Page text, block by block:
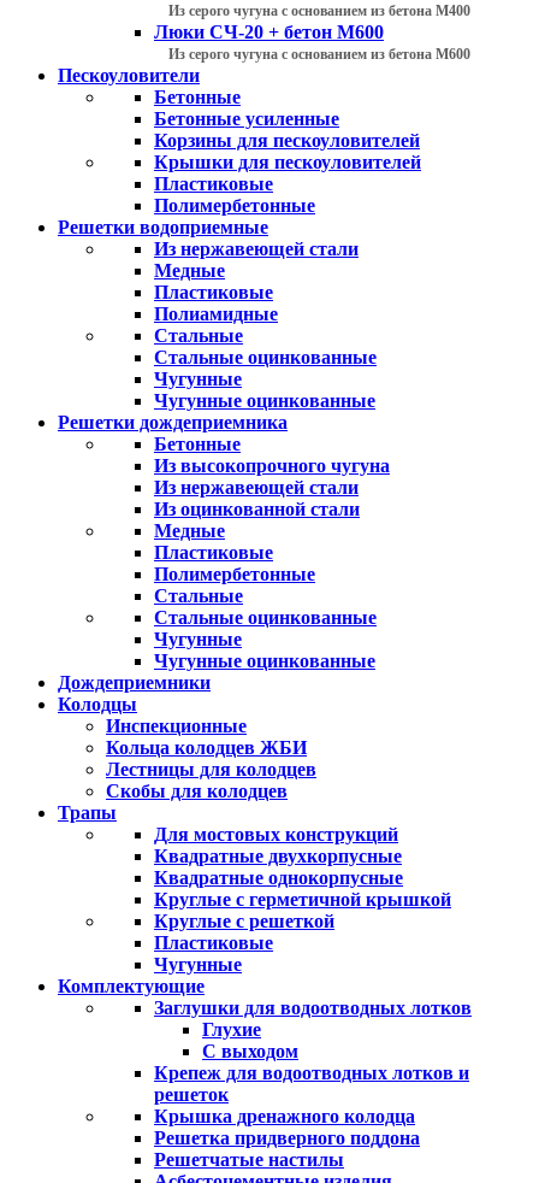
Из серого чугуна с основанием из бетона М400
Люки СЧ-20 + бетон М600
Из серого чугуна с основанием из бетона М600
Пескоуловители
Бетонные
Бетонные усиленные
Корзины для пескоуловителей
Крышки для пескоуловителей
Пластиковые
Полимербетонные
Решетки водоприемные
Из нержавеющей стали
Медные
Пластиковые
Полиамидные
Стальные
Стальные оцинкованные
Чугунные
Чугунные оцинкованные
Решетки дождеприемника
Бетонные
Из высокопрочного чугуна
Из нержавеющей стали
Из оцинкованной стали
Медные
Пластиковые
Полимербетонные
Стальные
Стальные оцинкованные
Чугунные
Чугунные оцинкованные
Дождеприемники
Колодцы
Инспекционные
Кольца колодцев ЖБИ
Лестницы для колодцев
Скобы для колодцев
Трапы
Для мостовых конструкций
Квадратные двухкорпусные
Квадратные однокорпусные
Круглые с герметичной крышкой
Круглые с решеткой
Пластиковые
Чугунные
Комплектующие
Заглушки для водоотводных лотков
Глухие
С выходом
Крепеж для водоотводных лотков и
решеток
Крышка дренажного колодца
Решетка придверного поддона
Решетчатые настилы